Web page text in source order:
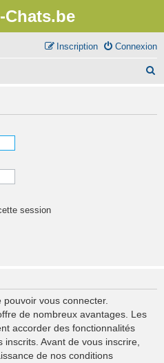
Chats.be
Connexion
Inscription
session
vous connecter.
de nombreux avantages. Les
accorder des fonctionnalités
Avant de vous inscrire,
de nos conditions